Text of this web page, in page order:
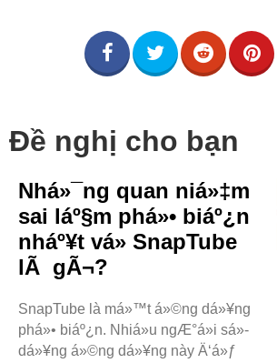
Đề nghị cho bạn
Nhá»¯ng quan niá»‡m
sai láº§m phá»• biáº¿n
nháº¥t vá» SnapTube
lÃ gÃ¬?
SnapTube là má»™t á»©ng dá»¥ng
phá»• biáº¿n. Nhiá»u ngÆ°á»i sá»­
dá»¥ng á»©ng dá»¥ng này Ä‘á»ƒ